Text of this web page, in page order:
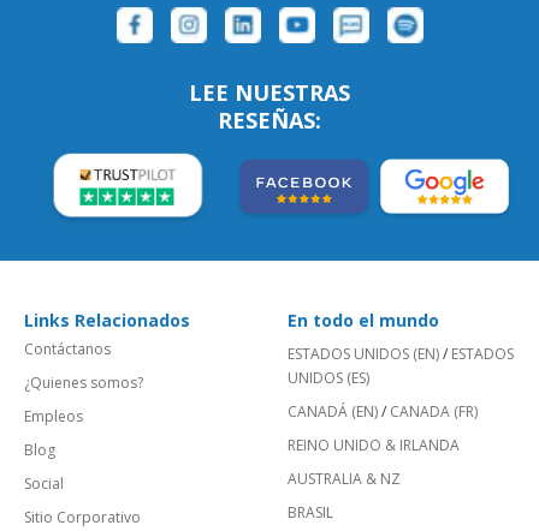
LEE NUESTRAS
RESEÑAS:
Links Relacionados
Contáctanos
¿Quienes somos?
Empleos
Blog
Social
Sitio Corporativo
En todo el mundo
ESTADOS UNIDOS (EN)/ ESTADOS
UNIDOS (ES)
CANADÁ (EN)/ CANADA (FR)
REINO UNIDO & IRLANDA
AUSTRALIA & NZ
BRASIL